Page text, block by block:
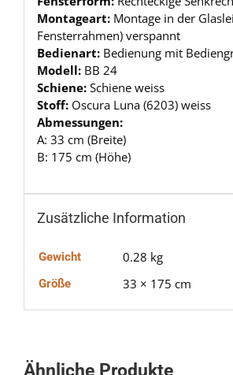
Montageart: Montage in der
Fensterrahmen) verspannt
Bedienart: Bedienung mit
Modell: BB 24
Schiene: Schiene weiss
Stoff: Oscura Luna (6203) weiss
Abmessungen:
A: 33 cm (Breite)
B: 175 cm (Höhe)
Zusätzliche Information
Gewicht 0.28 kg
Größe 33 × 175 cm